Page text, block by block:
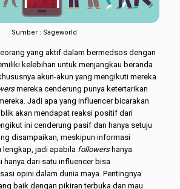
Sumber : Sageworld
yang aktif dalam bermedsos dengan
kelebihan untuk menjangkau beranda
akun-akun yang mengikuti mereka
mereka cenderung punya ketertarikan
Jadi apa yang influencer bicarakan
akan mendapat reaksi positif dari
ini cenderung pasif dan hanya setuju
disampaikan, meskipun informasi
lengkap, jadi apabila followershanya
hanya dari satu influencer bisa
opini dalam dunia maya. Pentingnya
baik dengan pikiran terbuka dan mau